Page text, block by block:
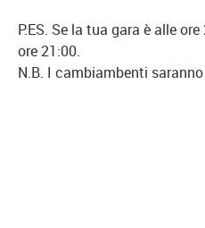
P.ES. Se la tua gara è alle
ore 21:00.
N.B. I cambiambenti